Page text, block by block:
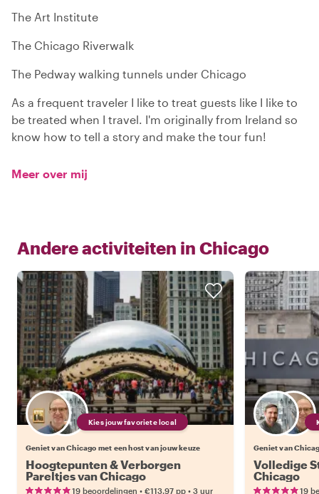
The Art Institute
The Chicago Riverwalk
The Pedway walking tunnels under Chicago
As a frequent traveler I like to treat guests like I like to
be treated when I travel. I'm originally from Ireland so
know how to tell a story and make the tour fun!
Meer over mij
Andere activiteiten in Chicago
Kies jouw favoriete local
Geniet van Chicago met een host van jouw keuze
Hoogtepunten & Verborgen
Pareltjes van Chicago
19 beoordelingen • €113.97 pp • 3 uur
Geniet van
Volledige
Chicago
19